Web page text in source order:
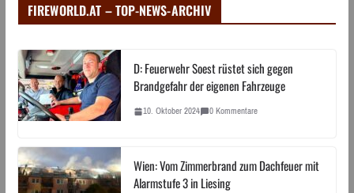
FIREWORLD.AT – TOP-NEWS-ARCHIV
D: Feuerwehr Soest rüstet sich gegen
Brandgefahr der eigenen Fahrzeuge
10. Oktober 2024 0 Kommentare
Wien: Vom Zimmerbrand zum Dachfeuer mit
Alarmstufe 3 in Liesing